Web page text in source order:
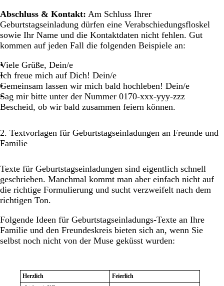
Abschluss & Kontakt: Am Schluss Ihrer
Geburtstagseinladung dürfen eine Verabschiedungsfloskel
sowie Ihr Name und die Kontaktdaten nicht fehlen. Gut
kommen auf jeden Fall die folgenden Beispiele an:
Viele Grüße, Dein/e
Ich freue mich auf Dich! Dein/e
Gemeinsam lassen wir mich bald hochleben! Dein/e
Sag mir bitte unter der Nummer 0170-xxx-yyy-zzz
Bescheid, ob wir bald zusammen feiern können.
2. Textvorlagen für Geburtstagseinladungen an Freunde und
Familie
Texte für Geburtstagseinladungen sind eigentlich schnell
geschrieben. Manchmal kommt man aber einfach nicht auf
die richtige Formulierung und sucht verzweifelt nach dem
richtigen Ton.
Folgende Ideen für Geburtstagseinladungs-Texte an Ihre
Familie und den Freundeskreis bieten sich an, wenn Sie
selbst noch nicht von der Muse geküsst wurden:
Herzlich
Feierlich